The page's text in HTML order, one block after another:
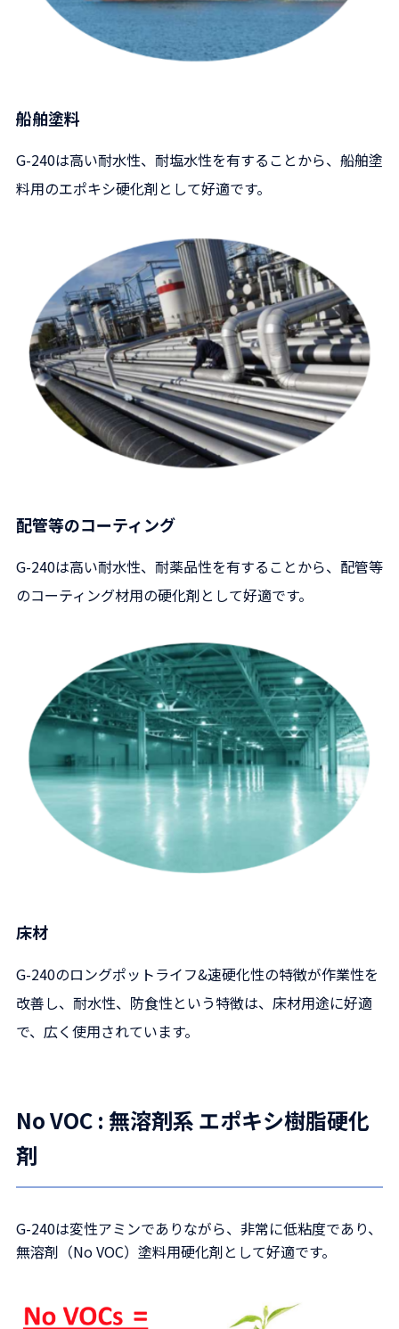
船舶塗料
G-240は高い耐水性、耐塩水性を有することから、船舶塗
料用のエポキシ硬化剤として好適です。
配管等のコーティング
G-240は高い耐水性、耐薬品性を有することから、配管等
のコーティング材用の硬化剤として好適です。
床材
G-240のロングポットライフ&速硬化性の特徴が作業性を
改善し、耐水性、防食性という特徴は、床材用途に好適
で、広く使用されています。
No VOC : 無溶剤系 エポキシ樹脂硬化
剤
G-240は変性アミンでありながら、非常に低粘度であり、
無溶剤（No VOC）塗料用硬化剤として好適です。